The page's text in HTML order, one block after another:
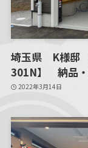
埼玉県 K様邸
301N】 納品・
2022年3月14日